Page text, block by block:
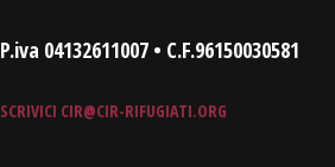
P.iva 04132611007 • C.F.96150030581
SCRIVICI CIR@CIR-RIFUGIATI.ORG